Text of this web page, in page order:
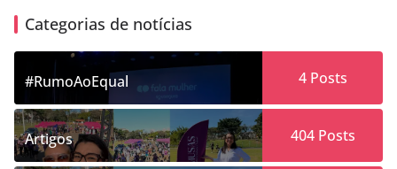
Categorias de notícias
#RumoAoEqual 4Posts
Artigos 404Posts